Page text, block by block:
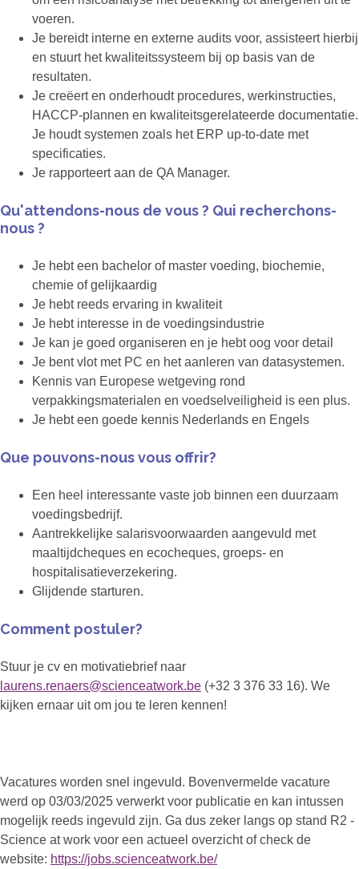
voeren.
Je bereidt interne en externe audits voor, assisteert hierbij
en stuurt het kwaliteitssysteem bij op basis van de
resultaten.
Je creëert en onderhoudt procedures, werkinstructies,
HACCP-plannen en kwaliteitsgerelateerde documentatie.
Je houdt systemen zoals het ERP up-to-date met
specificaties.
Je rapporteert aan de QA Manager.
Qu'attendons-nous de vous ? Qui recherchons-
nous ?
Je hebt een bachelor of master voeding, biochemie,
chemie of gelijkaardig
Je hebt reeds ervaring in kwaliteit
Je hebt interesse in de voedingsindustrie
Je kan je goed organiseren en je hebt oog voor detail
Je bent vlot met PC en het aanleren van datasystemen.
Kennis van Europese wetgeving rond
verpakkingsmaterialen en voedselveiligheid is een plus.
Je hebt een goede kennis Nederlands en Engels
Que pouvons-nous vous offrir?
Een heel interessante vaste job binnen een duurzaam
voedingsbedrijf.
Aantrekkelijke salarisvoorwaarden aangevuld met
maaltijdcheques en ecocheques, groeps- en
hospitalisatieverzekering.
Glijdende starturen.
Comment postuler?
Stuur je cv en motivatiebrief naar
laurens.renaers@scienceatwork.be (+32 3 376 33 16). We
kijken ernaar uit om jou te leren kennen!
Vacatures worden snel ingevuld. Bovenvermelde vacature
werd op 03/03/2025 verwerkt voor publicatie en kan intussen
mogelijk reeds ingevuld zijn. Ga dus zeker langs op stand R2 -
Science at work voor een actueel overzicht of check de
website: https://jobs.scienceatwork.be/